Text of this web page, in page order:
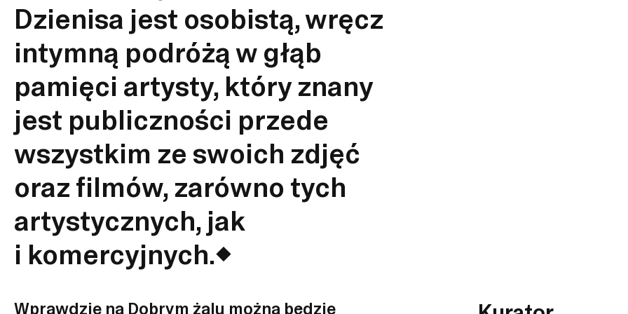
Dzienisa jest osobistą, wręcz
intymną podróżą w głąb
pamięci artysty, który znany
jest publiczności przede
wszystkim ze swoich zdjęć
oraz filmów, zarówno tych
artystycznych, jak
i komercyjnych.
Wprawdzie na Dobrym żalu można będzie